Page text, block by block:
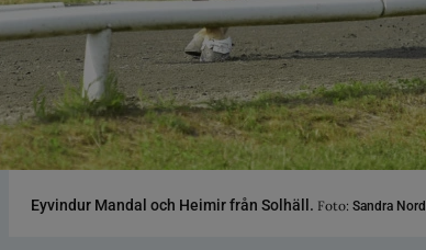
Eyvindur Mandal och Heimir från Solhäll. Foto: Sandra